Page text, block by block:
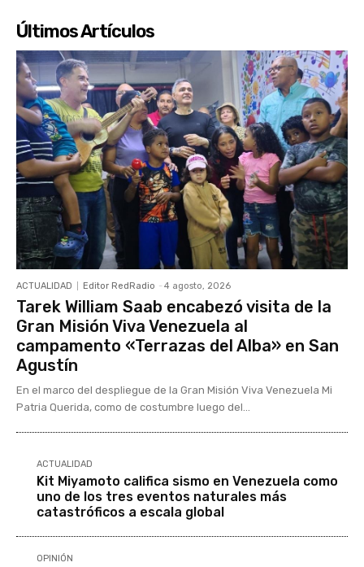
Últimos Artículos
ACTUALIDAD Editor RedRadio - 4 agosto, 2026
Tarek William Saab encabezó visita de la
Gran Misión Viva Venezuela al
campamento «Terrazas del Alba» en San
Agustín
En el marco del despliegue de la Gran Misión Viva Venezuela Mi
Patria Querida, como de costumbre luego del...
ACTUALIDAD
Kit Miyamoto califica sismo en Venezuela como
uno de los tres eventos naturales más
catastróficos a escala global
OPINIÓN